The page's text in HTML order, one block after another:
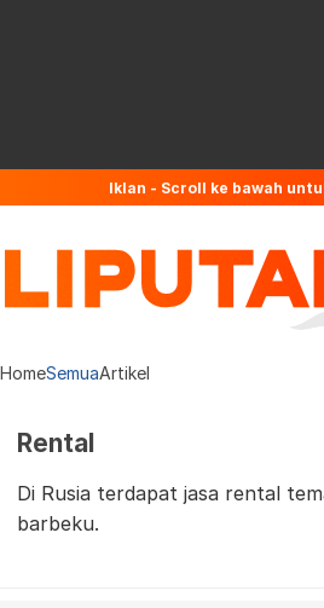
Iklan - Scroll ke bawah
HomeSemuaArtikel
Rental
Di Rusia terdapat jasa rental
barbeku.